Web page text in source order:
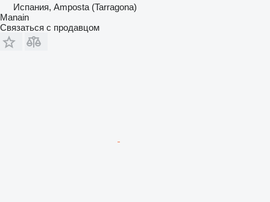
Испания, Amposta (Tarragona)
Manain
Связаться с продавцом